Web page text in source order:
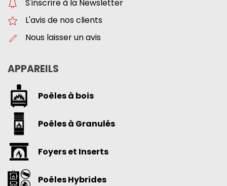
S'inscrire à la Newsletter
L'avis de nos clients
Nous laisser un avis
APPAREILS
Poêles à bois
Poêles à Granulés
Foyers et Inserts
Poêles Hybrides